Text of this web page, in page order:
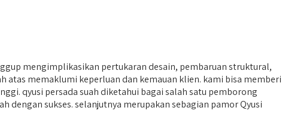
mengimplikasikan pertukaran desain, pembaruan struktural,
atas memaklumi keperluan dan kemauan klien. kami bisa memberi
qyusi persada suah diketahui bagai salah satu pemborong
sukses. selanjutnya merupakan sebagian pamor Qyusi